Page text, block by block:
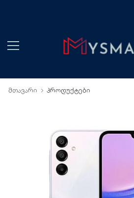
მთავარი პროდუქტები